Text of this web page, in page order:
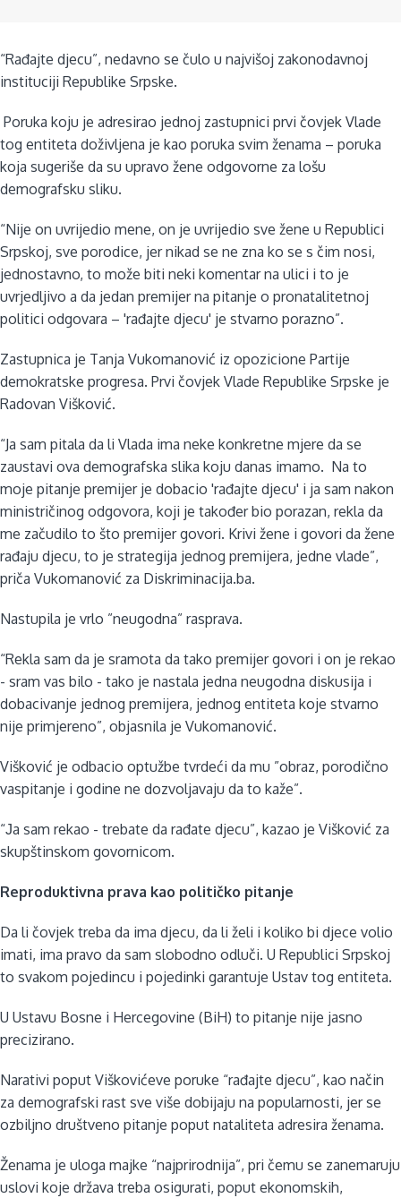
“Rađajte djecu”, nedavno se čulo u najvišoj zakonodavnoj
instituciji Republike Srpske.
Poruka koju je adresirao jednoj zastupnici prvi čovjek Vlade
tog entiteta doživljena je kao poruka svim ženama – poruka
koja sugeriše da su upravo žene odgovorne za lošu
demografsku sliku.
“Nije on uvrijedio mene, on je uvrijedio sve žene u Republici
Srpskoj, sve porodice, jer nikad se ne zna ko se s čim nosi,
jednostavno, to može biti neki komentar na ulici i to je
uvrjedljivo a da jedan premijer na pitanje o pronatalitetnoj
politici odgovara – 'rađajte djecu' je stvarno porazno”.
Zastupnica je Tanja Vukomanović iz opozicione Partije
demokratske progresa. Prvi čovjek Vlade Republike Srpske je
Radovan Višković.
“Ja sam pitala da li Vlada ima neke konkretne mjere da se
zaustavi ova demografska slika koju danas imamo. Na to
moje pitanje premijer je dobacio 'rađajte djecu' i ja sam nakon
ministričinog odgovora, koji je također bio porazan, rekla da
me začudilo to što premijer govori. Krivi žene i govori da žene
rađaju djecu, to je strategija jednog premijera, jedne vlade”,
priča Vukomanović za Diskriminacija.ba.
Nastupila je vrlo ”neugodna” rasprava.
“Rekla sam da je sramota da tako premijer govori i on je rekao
- sram vas bilo - tako je nastala jedna neugodna diskusija i
dobacivanje jednog premijera, jednog entiteta koje stvarno
nije primjereno”, objasnila je Vukomanović.
Višković je odbacio optužbe tvrdeći da mu ”obraz, porodično
vaspitanje i godine ne dozvoljavaju da to kaže”.
“Јa sam rekao - trebate da rađate djecu”, kazao je Višković za
skupštinskom govornicom.
Reproduktivna prava kao političko pitanje
Da li čovjek treba da ima djecu, da li želi i koliko bi djece volio
imati, ima pravo da sam slobodno odluči. U Republici Srpskoj
to svakom pojedincu i pojedinki garantuje Ustav tog entiteta.
U Ustavu Bosne i Hercegovine (BiH) to pitanje nije jasno
precizirano.
Narativi poput Viškovićeve poruke “rađajte djecu”, kao način
za demografski rast sve više dobijaju na popularnosti, jer se
ozbiljno društveno pitanje poput nataliteta adresira ženama.
Ženama je uloga majke “najprirodnija”, pri čemu se zanemaruju
uslovi koje država treba osigurati, poput ekonomskih,